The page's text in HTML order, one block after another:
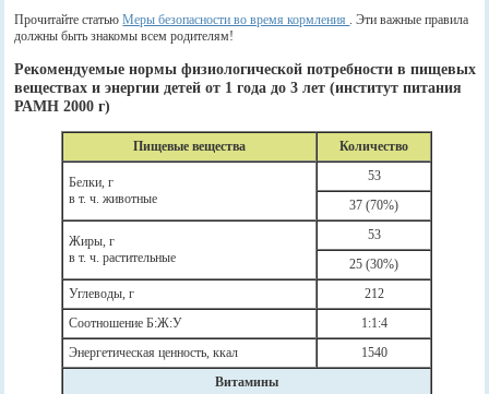
Прочитайте статьюМеры безопасности во время кормления . Эти важные правила
должны быть знакомы всем родителям!
Рекомендуемые нормы физиологической потребности в пищевых
веществах и энергии детей от 1 года до 3 лет (институт питания
РАМН 2000 г)
Пищевые вещества Количество
Белки, г
в т. ч. животные
53
37 (70%)
Жиры, г
в т. ч. растительные
53
25 (30%)
Углеводы, г
212
Соотношение Б:Ж:У
1:1:4
Энергетическая ценность, ккал
1540
Витамины